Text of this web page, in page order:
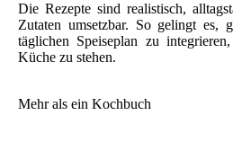
Die Rezepte sind realistisch,
Zutaten umsetzbar. So gelingt es,
täglichen Speiseplan zu
Küche zu stehen.
Mehr als ein Kochbuch